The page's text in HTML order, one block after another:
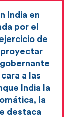
India en
por el
de
proyectar
a las
India la
la
destaca